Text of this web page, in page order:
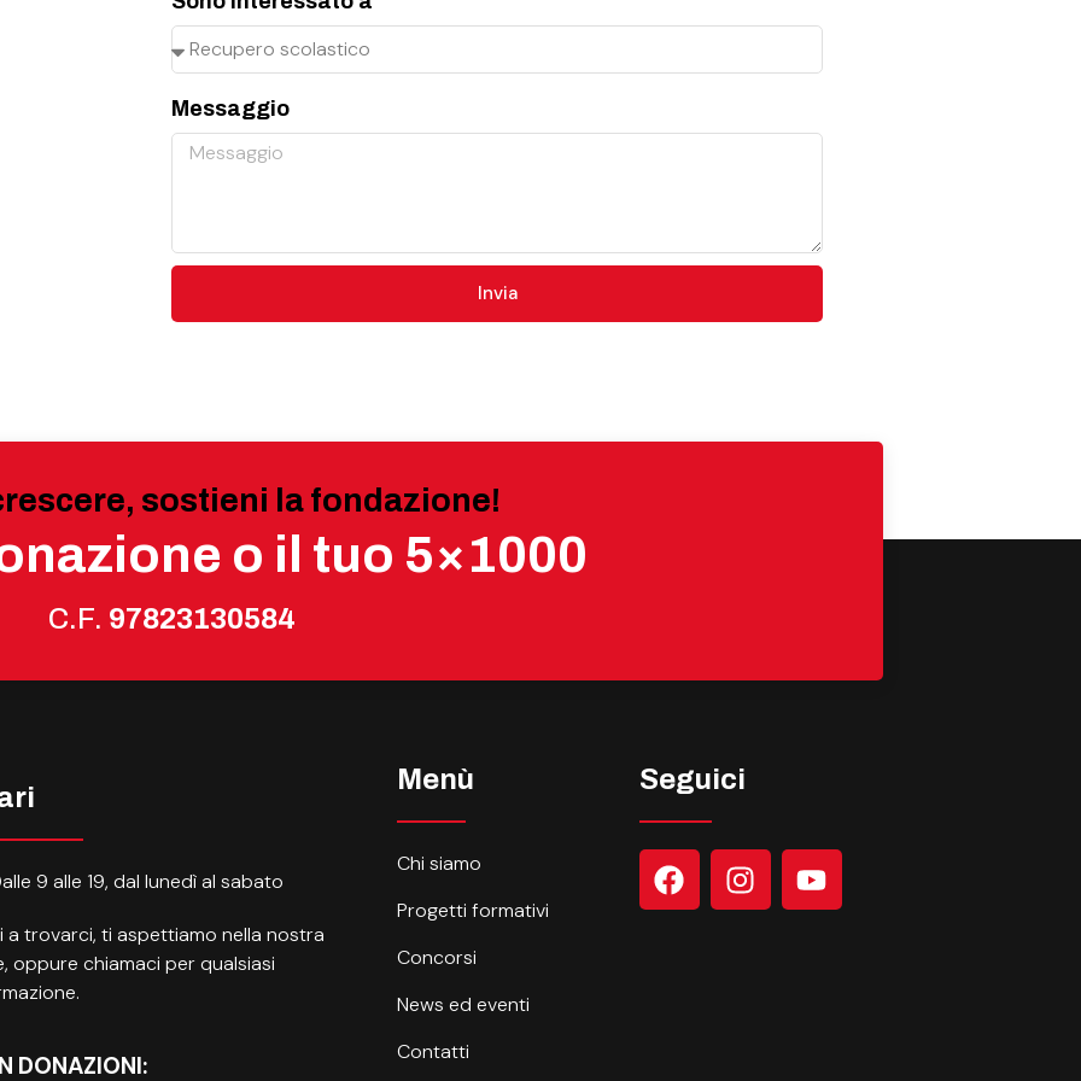
Messaggio
Invia
sostieni la fondazione!
o il tuo 5×1000
C.F. 97823130584
9 alle 19, dal lunedì al sabato
a trovarci, ti aspettiamo nella nostra
oppure chiamaci per qualsiasi
DONAZIONI:
Menù
Chi siamo
Progetti formativi
Concorsi
News ed eventi
Contatti
Seguici